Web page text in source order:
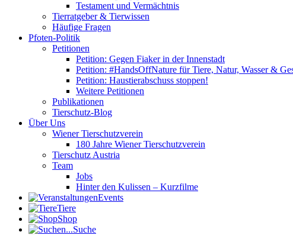
Testament und Vermächtnis
Tierratgeber & Tierwissen
Häufige Fragen
Pfoten-Politik
Petitionen
Petition: Gegen Fiaker in der Innenstadt
Petition: #HandsOffNature für Tiere, Natur, Wasser &
Petition: Haustierabschuss stoppen!
Weitere Petitionen
Publikationen
Tierschutz-Blog
Über Uns
Wiener Tierschutzverein
180 Jahre Wiener Tierschutzverein
Tierschutz Austria
Team
Jobs
Hinter den Kulissen – Kurzfilme
Events
Tiere
Shop
Suche